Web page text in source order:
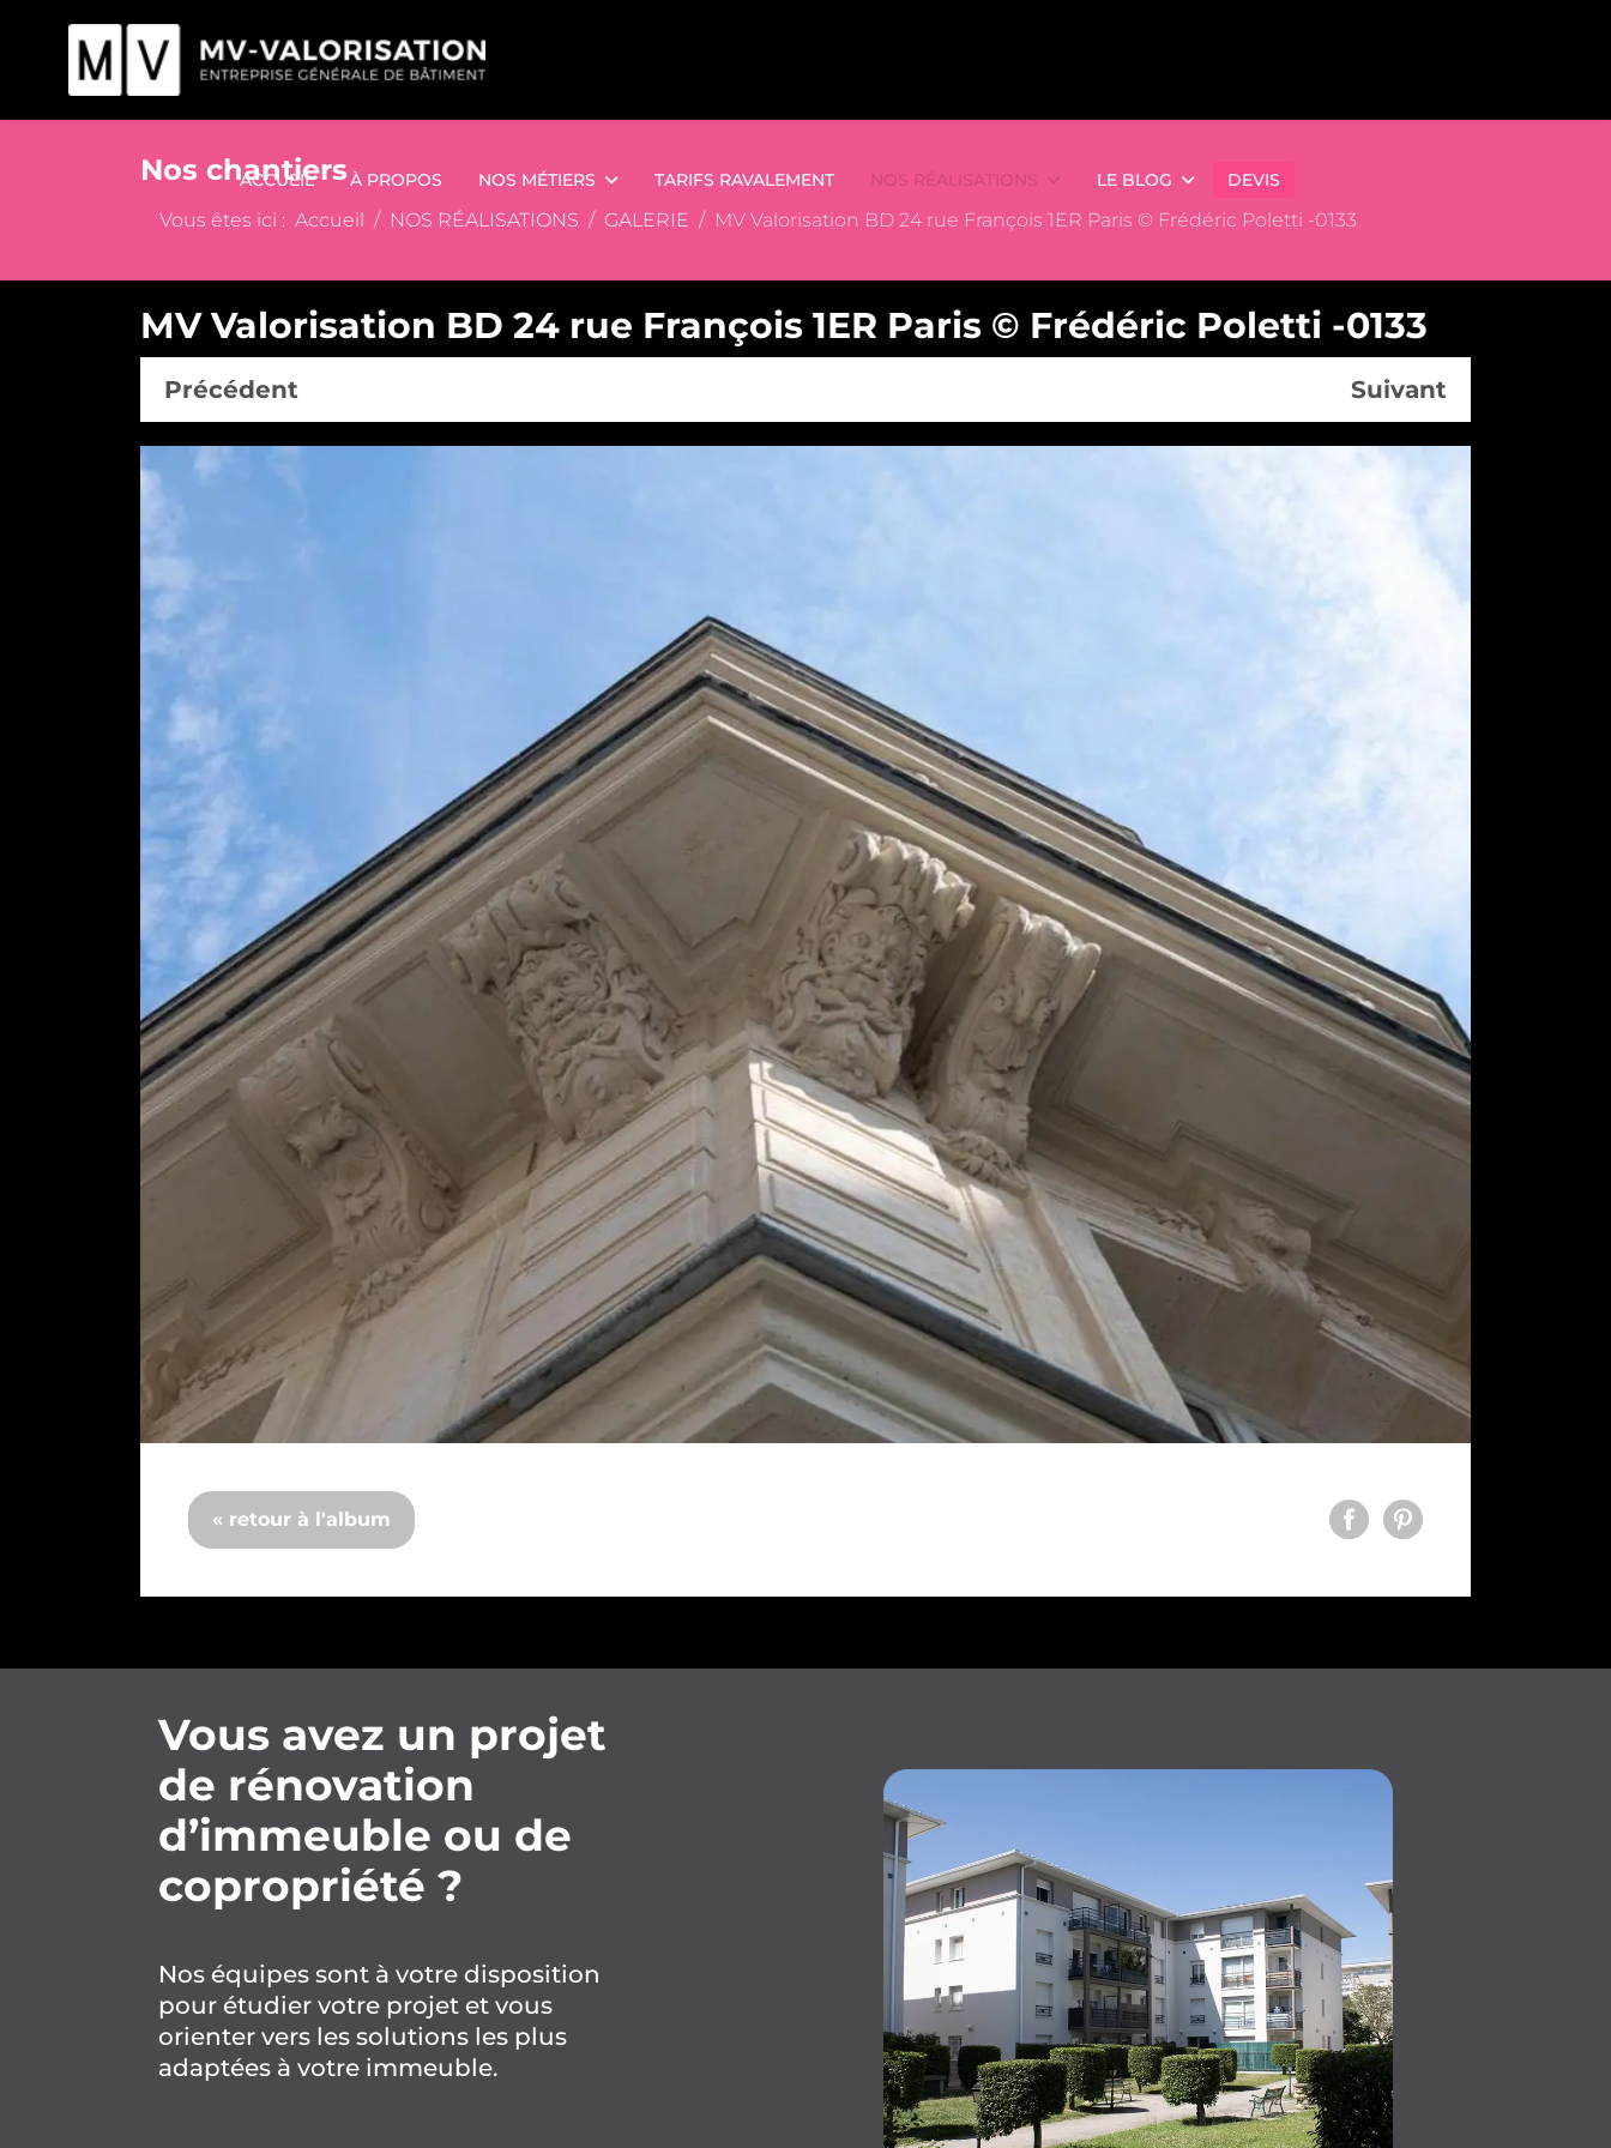
ACCUEIL À PROPOS NOS MÉTIERS TARIFS RAVALEMENT NOS RÉALISATIONS LE BLOG DEVIS
Nos chantiers
Vous êtes ici : Accueil NOS RÉALISATIONS GALERIE MV Valorisation BD 24 rue François 1ER Paris © Frédéric Poletti -0133
MV Valorisation BD 24 rue François 1ER Paris © Frédéric Poletti -0133
Précédent Suivant
« retour à l'album
Vous avez un projet
de rénovation
d’immeuble ou de
copropriété ?
Nos équipes sont à votre disposition
pour étudier votre projet et vous
orienter vers les solutions les plus
adaptées à votre immeuble.